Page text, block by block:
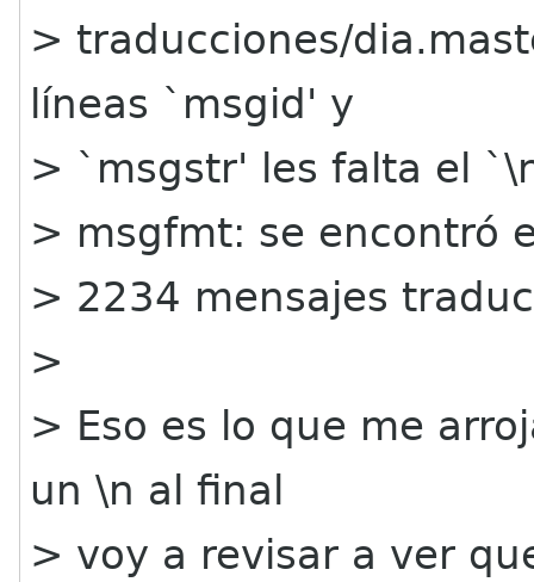
> traducciones/
líneas `msgid' y
> `msgstr' les falta el
> msgfmt: se encontró
> 2234 mensajes
>
> Eso es lo que me
un \n al final
> voy a revisar a ver